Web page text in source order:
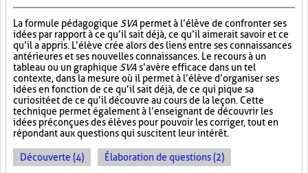
La formule pédagogique SVA permet à l’élève de confronter ses
idées par rapport à ce qu’il sait déjà, ce qu’il aimerait savoir et ce
qu’il a appris. L’élève crée alors des liens entre ses connaissances
antérieures et ses nouvelles connaissances. Le recours à un
tableau ou un graphique SVA s’avère efficace dans un tel
contexte, dans la mesure où il permet à l’élève d’organiser ses
idées en fonction de ce qu’il sait déjà, de ce qui pique sa
curiosité et de ce qu’il découvre au cours de la leçon. Cette
technique permet également à l’enseignant de découvrir les
idées préconçues des élèves pour pouvoir les corriger, tout en
répondant aux questions qui suscitent leur intérêt.
Découverte (4) Élaboration de questions (2)